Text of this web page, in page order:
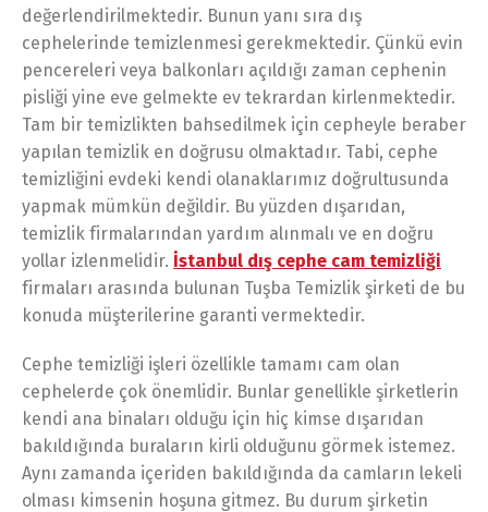
değerlendirilmektedir. Bunun yanı sıra dış
cephelerinde temizlenmesi gerekmektedir. Çünkü evin
pencereleri veya balkonları açıldığı zaman cephenin
pisliği yine eve gelmekte ev tekrardan kirlenmektedir.
Tam bir temizlikten bahsedilmek için cepheyle beraber
yapılan temizlik en doğrusu olmaktadır. Tabi, cephe
temizliğini evdeki kendi olanaklarımız doğrultusunda
yapmak mümkün değildir. Bu yüzden dışarıdan,
temizlik firmalarından yardım alınmalı ve en doğru
yollar izlenmelidir. İstanbul dış cephe cam temizliği
firmaları arasında bulunan Tuşba Temizlik şirketi de bu
konuda müşterilerine garanti vermektedir.
Cephe temizliği işleri özellikle tamamı cam olan
cephelerde çok önemlidir. Bunlar genellikle şirketlerin
kendi ana binaları olduğu için hiç kimse dışarıdan
bakıldığında buraların kirli olduğunu görmek istemez.
Aynı zamanda içeriden bakıldığında da camların lekeli
olması kimsenin hoşuna gitmez. Bu durum şirketin